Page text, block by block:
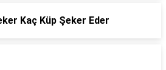
Kaç Küp Şeker Eder